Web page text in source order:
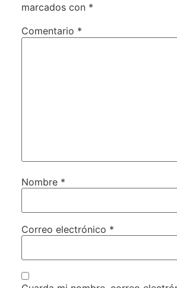
marcados con *
Comentario *
Nombre *
Correo electrónico *